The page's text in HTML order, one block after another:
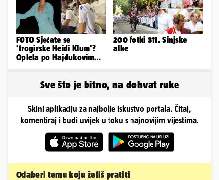
FOTO Sjećate se
'trogirske Heidi Klum'?
Oplela po Hajdukovim
200 fotki 311. Sinjske
alke
Sve što je bitno, na dohvat ruke
Skini aplikaciju za najbolje iskustvo portala. Čitaj,
komentiraj i budi uvijek u toku s najnovijim vijestima.
Odaberi temu koju želiš pratiti